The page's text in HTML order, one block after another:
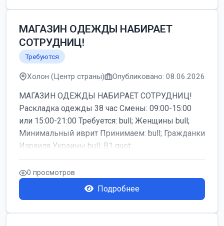
МАГАЗИН ОДЕЖДЫ НАБИРАЕТ
СОТРУДНИЦ!
Требуются
Холон (Центр страны) Опубликовано: 08.06.2026
МАГАЗИН ОДЕЖДЫ НАБИРАЕТ СОТРУДНИЦ!
Раскладка одежды 38 час Смены: 09:00-15:00
или 15:00-21:00 Требуется: bull; Женщины bull;
Минимальный иврит Принимаем: bull; Гражданки
Израиля Украины bull; B1 quot;...
0 просмотров
Подробнее